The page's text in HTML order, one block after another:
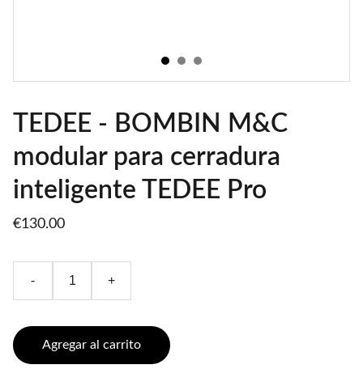
TEDEE - BOMBIN M&C
modular para cerradura
inteligente TEDEE Pro
€130.00
- +
Agregar al carrito